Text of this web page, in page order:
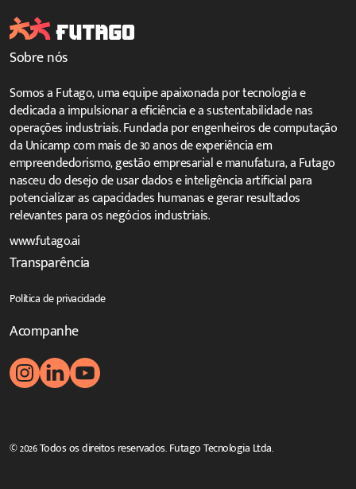
Sobre nós
Somos a Futago, uma equipe apaixonada por tecnologia e
dedicada a impulsionar a eficiência e a sustentabilidade nas
operações industriais. Fundada por engenheiros de computação
da Unicamp com mais de 30 anos de experiência em
empreendedorismo, gestão empresarial e manufatura, a Futago
nasceu do desejo de usar dados e inteligência artificial para
potencializar as capacidades humanas e gerar resultados
relevantes para os negócios industriais.
www.futago.ai
Transparência
Política de privacidade
Acompanhe
© 2026 Todos os direitos reservados. Futago Tecnologia Ltda.